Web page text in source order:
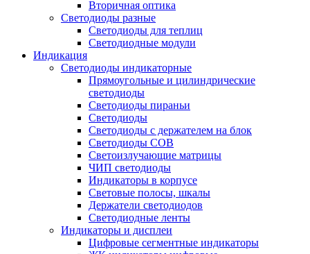
Вторичная оптика
Светодиоды разные
Светодиоды для теплиц
Светодиодные модули
Индикация
Светодиоды индикаторные
Прямоугольные и цилиндрические
светодиоды
Светодиоды пираньи
Светодиоды
Светодиоды с держателем на блок
Светодиоды COB
Светоизлучающие матрицы
ЧИП светодиоды
Индикаторы в корпусе
Световые полосы, шкалы
Держатели светодиодов
Светодиодные ленты
Индикаторы и дисплеи
Цифровые сегментные индикаторы